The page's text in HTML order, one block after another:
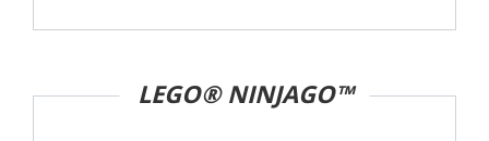
LEGO® NINJAGO™